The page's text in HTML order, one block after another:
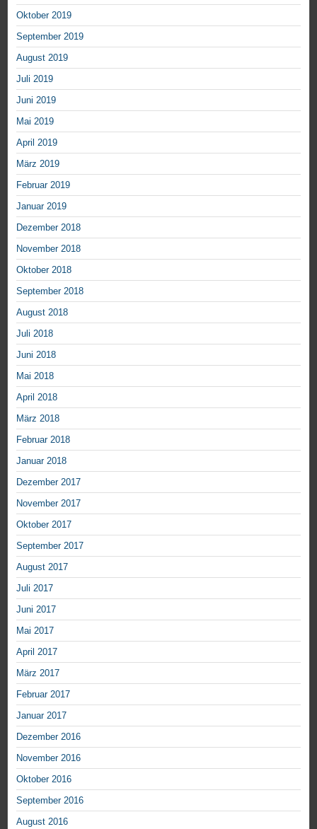
Oktober 2019
September 2019
August 2019
Juli 2019
Juni 2019
Mai 2019
April 2019
März 2019
Februar 2019
Januar 2019
Dezember 2018
November 2018
Oktober 2018
September 2018
August 2018
Juli 2018
Juni 2018
Mai 2018
April 2018
März 2018
Februar 2018
Januar 2018
Dezember 2017
November 2017
Oktober 2017
September 2017
August 2017
Juli 2017
Juni 2017
Mai 2017
April 2017
März 2017
Februar 2017
Januar 2017
Dezember 2016
November 2016
Oktober 2016
September 2016
August 2016